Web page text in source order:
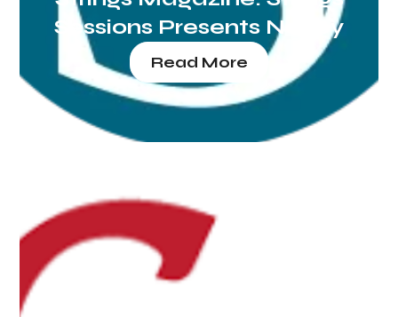
Sessions Presents Nancy
Read More